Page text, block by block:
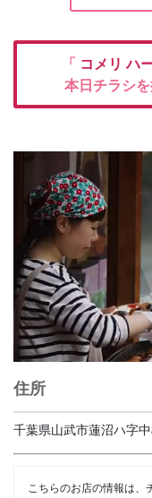
「 コメリハ
本日チラシ
住所
千葉県山武市蓮沼ハ字
こちらのお店の情報は、